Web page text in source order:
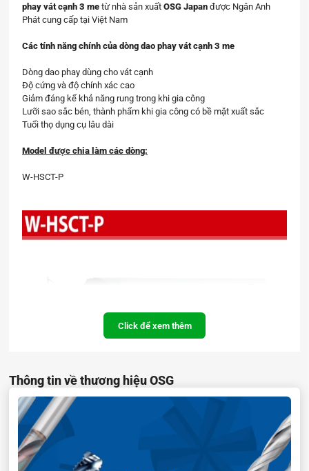
phay vát cạnh 3 me từ nhà sản xuất OSG Japanđược Ngân Anh
Phát cung cấp tại Việt Nam
Các tính năng chính của dòng dao phay vát cạnh 3 me
Dòng dao phay dùng cho vát cạnh
Độ cứng và độ chính xác cao
Giảm đáng kể khả năng rung trong khi gia công
Lưỡi sao sắc bén, thành phẩm khi gia công có bề mặt xuất sắc
Tuổi thọ dụng cụ lâu dài
Model được chia làm các dòng:
W-HSCT-P
Click để xem thêm
Thông tin về thương hiệu OSG